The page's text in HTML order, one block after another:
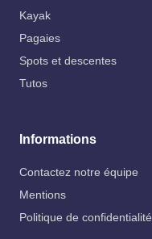
Kayak
Pagaies
Spots et descentes
Tutos
Informations
Contactez notre équipe
Mentions
Politique de confidentialité